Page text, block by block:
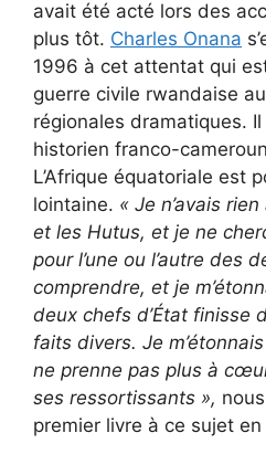
avait été acté lors des
plus tôt. Charles Onana
1996 à cet attentat qui est
guerre civile rwandaise
régionales dramatiques.
historien franco-
L’Afrique équatoriale est
lointaine. « Je n’avais
et les Hutus, et je ne
pour l’une ou l’autre des
comprendre, et je
deux chefs d’État finisse
faits divers. Je
ne prenne pas plus à
ses ressortissants »,
premier livre à ce sujet